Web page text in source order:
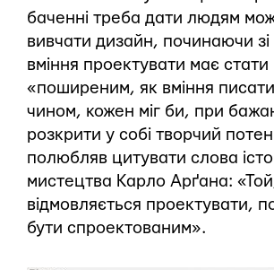
баченні треба дати людям
вивчати дизайн, починаючи
вміння проектувати має стати
«поширеним, як вміння
чином, кожен міг би, при
розкрити у собі творчий
полюбляв цитувати слова
мистецтва Карло Арґана:
відмовляється проектувати,
бути спроектованим».